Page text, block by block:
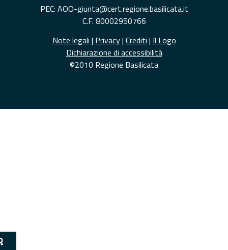
PEC: AOO-giunta@cert.regione.basilicata.it
C.F. 80002950766
Note legali | Privacy| Crediti | Il Logo
Dichiarazione di accessibilità
©2010 Regione Basilicata